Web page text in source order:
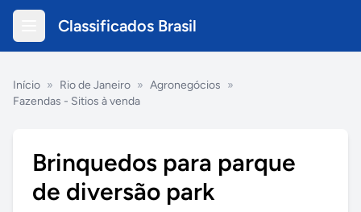
Classificados Brasil
Início » Rio de Janeiro » Agronegócios »
Fazendas - Sitios à venda
Brinquedos para parque
de diversão park